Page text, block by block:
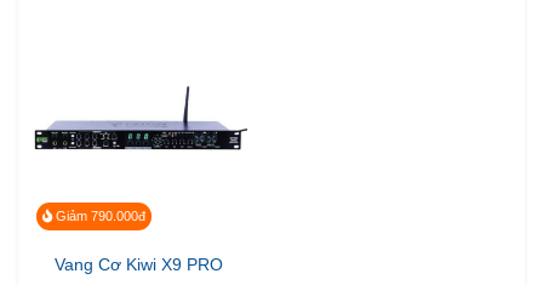
Giảm 790.000đ
Vang Cơ Kiwi X9 PRO